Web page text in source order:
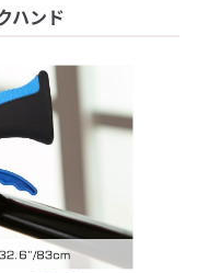
ンド